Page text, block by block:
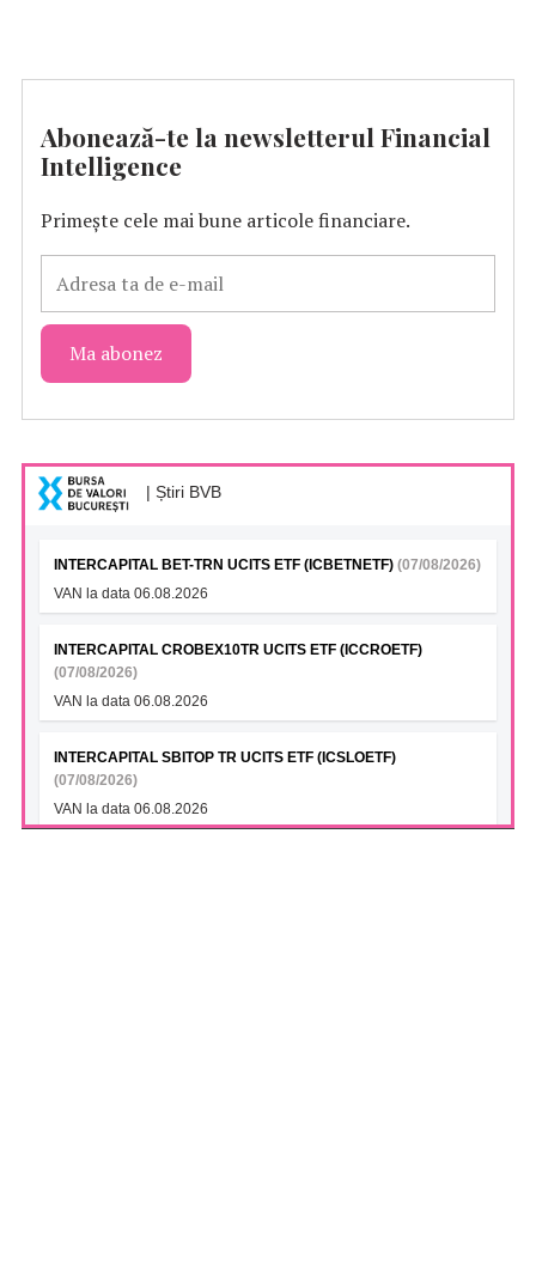
Abonează-te la newsletterul Financial
Intelligence
Primește cele mai bune articole financiare.
| Știri BVB
INTERCAPITAL BET-TRN UCITS ETF (ICBETNETF) (07/08/2026)
VAN la data 06.08.2026
INTERCAPITAL CROBEX10TR UCITS ETF (ICCROETF)
(07/08/2026)
VAN la data 06.08.2026
INTERCAPITAL SBITOP TR UCITS ETF (ICSLOETF)
(07/08/2026)
VAN la data 06.08.2026